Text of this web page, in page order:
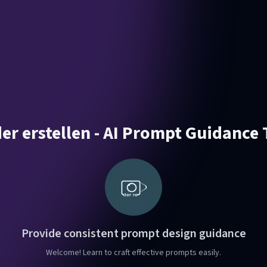
erstellen - AI Prompt Guidance
Provide consistent prompt design guidance
Welcome! Learn to craft effective prompts easily.